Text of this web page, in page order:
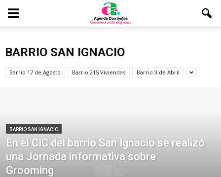
BARRIO SAN IGNACIO
Barrio 17 de Agosto Barrio 215 Viviendas Barrio 3 de Abril
BARRIO SAN IGNACIO
En el CIC del barrio San Ignacio se realizó
una Jornada informativa sobre
Grooming